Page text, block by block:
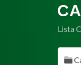
Lista